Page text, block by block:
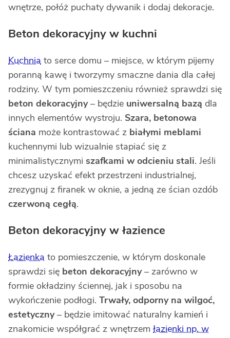
wnętrze, połóż puchaty dywanik i dodaj dekoracje.
Beton dekoracyjny w kuchni
Kuchnia to serce domu – miejsce, w którym pijemy
poranną kawę i tworzymy smaczne dania dla całej
rodziny. W tym pomieszczeniu również sprawdzi się
beton dekoracyjny– będzie uniwersalną bazą dla
innych elementów wystroju. Szara, betonowa
ściana może kontrastować z białymi meblami
kuchennymi lub wizualnie stapiać się z
minimalistycznymi szafkami w odcieniu stali. Jeśli
chcesz uzyskać efekt przestrzeni industrialnej,
zrezygnuj z firanek w oknie, a jedną ze ścian ozdób
czerwoną cegłą.
Beton dekoracyjny w łazience
Łazienka to pomieszczenie, w którym doskonale
sprawdzi się beton dekoracyjny– zarówno w
formie okładziny ściennej, jak i sposobu na
wykończenie podłogi. Trwały, odporny na wilgoć,
estetyczny– będzie imitować naturalny kamień i
znakomicie współgrać z wnętrzem łazienki np. w